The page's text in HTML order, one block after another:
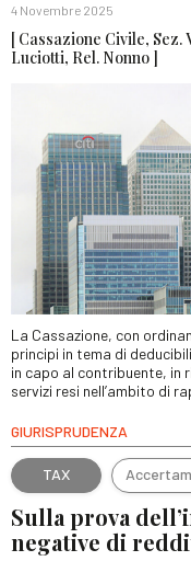
4 Novembre 2025
[ Cassazione Civile, Sez.
Luciotti, Rel. Nonno ]
La Cassazione, con
principi in tema di
in capo al contribuente, in
servizi resi nell’ambito di
GIURISPRUDENZA
TAX
Sulla prova
negative di